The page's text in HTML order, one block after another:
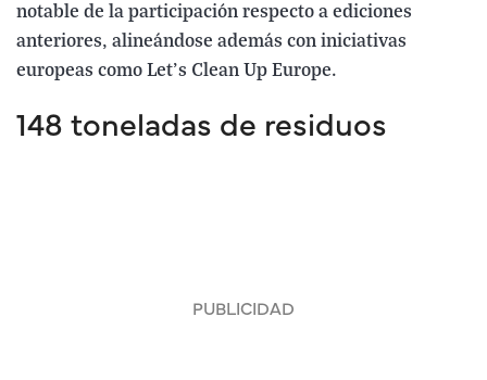
notable de la participación respecto a ediciones
anteriores, alineándose además con iniciativas
europeas como Let’s Clean Up Europe.
148 toneladas de residuos